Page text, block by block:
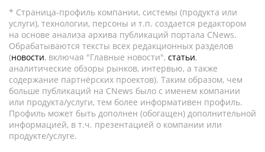
* Страница-профиль компании, системы (продукта или
услуги), технологии, персоны и т.п. создается редактором
на основе анализа архива публикаций портала CNews.
Обрабатываются тексты всех редакционных разделов
(новости, включая "Главные новости", статьи,
аналитические обзоры рынков, интервью, а также
содержание партнёрских проектов). Таким образом, чем
больше публикаций на CNews было с именем компании
или продукта/услуги, тем более информативен профиль.
Профиль может быть дополнен (обогащен) дополнительной
информацией, в т.ч. презентацией о компании или
продукте/услуге.